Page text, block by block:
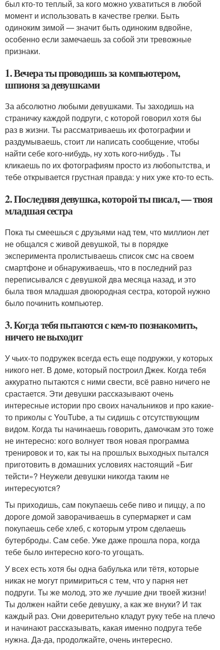
был кто-то теплый, за кого можно ухватиться в любой
момент и использовать в качестве грелки. Быть
одиноким зимой — значит быть одиноким вдвойне,
особенно если замечаешь за собой эти тревожные
признаки.
1. Вечера ты проводишь за компьютером,
шпионя за девушками
За абсолютно любыми девушками. Ты заходишь на
страничку каждой подруги, с которой говорил хотя бы
раз в жизни. Ты рассматриваешь их фотографии и
раздумываешь, стоит ли написать сообщение, чтобы
найти себе кого-нибудь, ну хоть кого-нибудь . Ты
кликаешь по их фотографиям просто из любопытства, и
тебе открывается грустная правда: у них уже кто-то есть.
2. Последняя девушка, которой ты писал, — твоя
младшая сестра
Пока ты смеешься с друзьями над тем, что миллион лет
не общался с живой девушкой, ты в порядке
эксперимента пролистываешь список смс на своем
смартфоне и обнаруживаешь, что в последний раз
переписывался с девушкой два месяца назад, и это
была твоя младшая двоюродная сестра, которой нужно
было починить компьютер.
3. Когда тебя пытаются с кем-то познакомить,
ничего не выходит
У чьих-то подружек всегда есть еще подружки, у которых
никого нет. В доме, который построил Джек. Когда тебя
аккуратно пытаются с ними свести, всё равно ничего не
срастается. Эти девушки рассказывают очень
интересные истории про своих начальников и про какие-
то приколы с YouTube, а ты сидишь с отсутствующим
видом. Когда ты начинаешь говорить, дамочкам это тоже
не интересно: кого волнует твоя новая программа
тренировок и то, как ты на прошлых выходных пытался
приготовить в домашних условиях настоящий «Биг
тейсти»? Неужели девушки никогда таким не
интересуются?
Ты приходишь, сам покупаешь себе пиво и пиццу, а по
дороге домой заворачиваешь в супермаркет и сам
покупаешь себе хлеб, с которым утром сделаешь
бутерброды. Сам себе. Уже даже прошла пора, когда
тебе было интересно кого-то угощать.
У всех есть хотя бы одна бабулька или тётя, которые
никак не могут примириться с тем, что у парня нет
подруги. Ты же молод, это же лучшие дни твоей жизни!
Ты должен найти себе девушку, а как же внуки? И так
каждый раз. Они доверительно кладут руку тебе на плечо
и начинают рассказывать, какая именно подруга тебе
нужна. Да-да, продолжайте, очень интересно.